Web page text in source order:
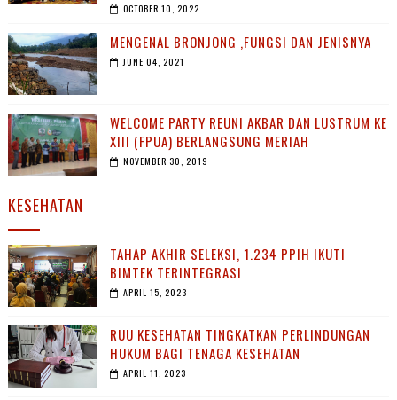
OCTOBER 10, 2022
MENGENAL BRONJONG ,FUNGSI DAN JENISNYA
JUNE 04, 2021
WELCOME PARTY REUNI AKBAR DAN LUSTRUM KE
XIII (FPUA) BERLANGSUNG MERIAH
NOVEMBER 30, 2019
KESEHATAN
TAHAP AKHIR SELEKSI, 1.234 PPIH IKUTI
BIMTEK TERINTEGRASI
APRIL 15, 2023
RUU KESEHATAN TINGKATKAN PERLINDUNGAN
HUKUM BAGI TENAGA KESEHATAN
APRIL 11, 2023